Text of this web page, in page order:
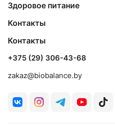
Здоровое питание
Контакты
Контакты
+375 (29) 306-43-68
zakaz@biobalance.by